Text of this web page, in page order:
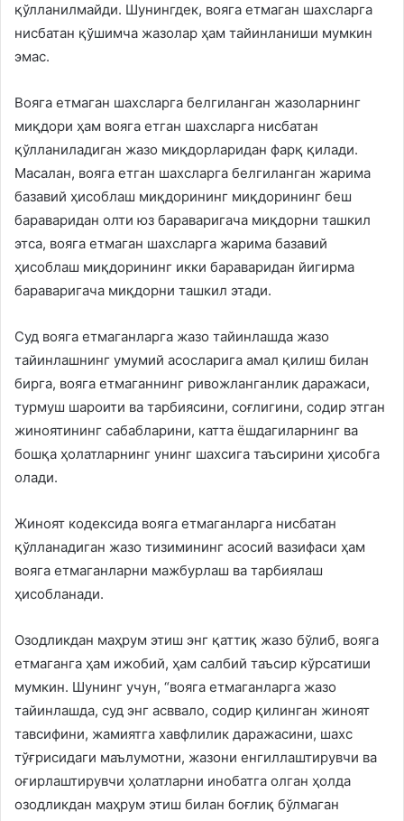
қўлланилмайди. Шунингдек, вояга етмаган шахсларга
нисбатан қўшимча жазолар ҳам тайинланиши мумкин
эмас.
Вояга етмаган шахсларга белгиланган жазоларнинг
миқдори ҳам вояга етган шахсларга нисбатан
қўлланиладиган жазо миқдорларидан фарқ қилади.
Масалан, вояга етган шахсларга белгиланган жарима
базавий ҳисоблаш миқдорининг миқдорининг беш
бараваридан олти юз бараваригача миқдорни ташкил
этса, вояга етмаган шахсларга жарима базавий
ҳисоблаш миқдорининг икки бараваридан йигирма
бараваригача миқдорни ташкил этади.
Суд вояга етмаганларга жазо тайинлашда жазо
тайинлашнинг умумий асосларига амал қилиш билан
бирга, вояга етмаганнинг ривожланганлик даражаси,
турмуш шароити ва тарбиясини, соғлигини, содир этган
жиноятининг сабабларини, катта ёшдагиларнинг ва
бошқа ҳолатларнинг унинг шахсига таъсирини ҳисобга
олади.
Жиноят кодексида вояга етмаганларга нисбатан
қўлланадиган жазо тизимининг асосий вазифаси ҳам
вояга етмаганларни мажбурлаш ва тарбиялаш
ҳисобланади.
Озодликдан маҳрум этиш энг қаттиқ жазо бўлиб, вояга
етмаганга ҳам ижобий, ҳам салбий таъсир кўрсатиши
мумкин. Шунинг учун, “вояга етмаганларга жазо
тайинлашда, суд энг асввало, содир қилинган жиноят
тавсифини, жамиятга хавфлилик даражасини, шахс
тўғрисидаги маълумотни, жазони енгиллаштирувчи ва
оғирлаштирувчи ҳолатларни инобатга олган ҳолда
озодликдан маҳрум этиш билан боғлиқ бўлмаган